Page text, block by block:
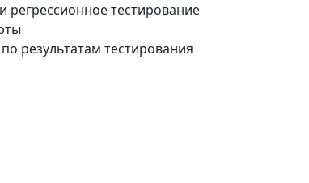
регрессионное тестирование
результатам тестирования